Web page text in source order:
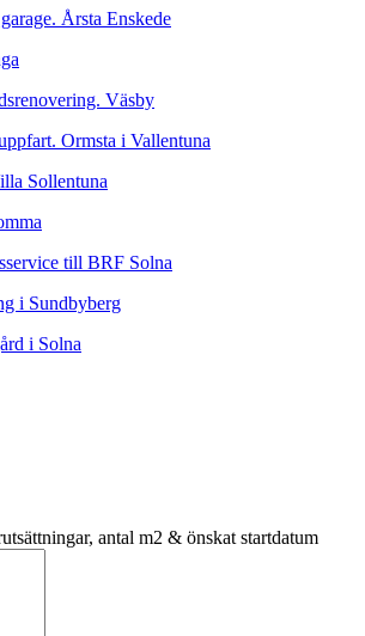
Årsta Enskede
Väsby
Ormsta i Vallentuna
Sollentuna
till BRF Solna
i Sundbyberg
i Solna
antal m2 & önskat startdatum